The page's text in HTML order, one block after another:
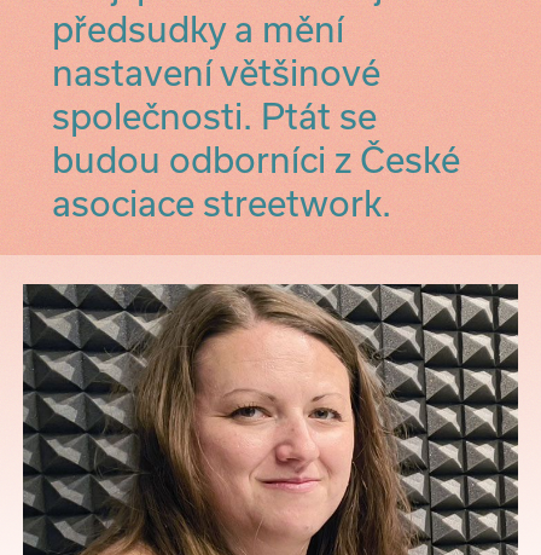
předsudky a mění
nastavení většinové
společnosti. Ptát se
budou odborníci z České
asociace streetwork.